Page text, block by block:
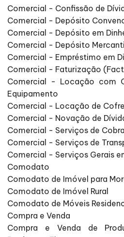
Comercial - Confissão de
Comercial - Depósito
Comercial - Depósito em
Comercial - Depósito
Comercial - Empréstimo em
Comercial - Faturização
Comercial - Locação com
Equipamento
Comercial - Locação de
Comercial - Novação de
Comercial - Serviços de
Comercial - Serviços de
Comercial - Serviços Gerais
Comodato
Comodato de Imóvel para
Comodato de Imóvel Rural
Comodato de Móveis
Compra e Venda
Compra e Venda de